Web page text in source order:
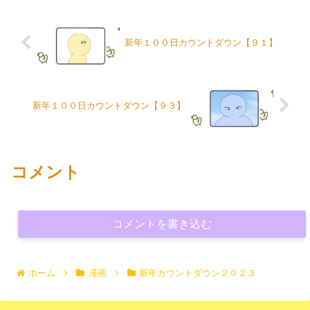
新年１００日カウントダウン【９１】
新年１００日カウントダウン【９３】
コメント
コメントを書き込む
ホーム 漫画 新年カウントダウン２０２３